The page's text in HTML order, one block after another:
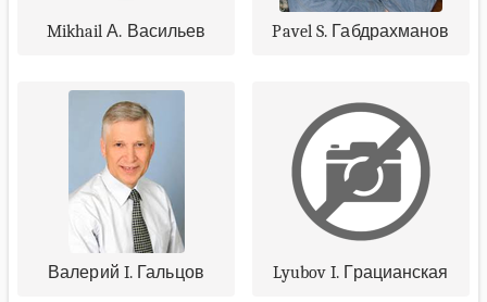
Mikhail А. Васильев Pavel S. Габдрахманов
Валерий I. Гальцов Lyubov I. Грацианская